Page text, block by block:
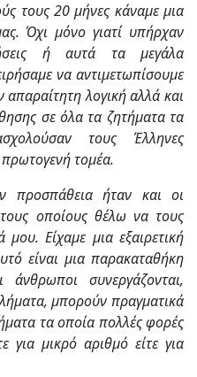
τους 20 μήνες κάναμε μια
Όχι μόνο γιατί υπήρχαν
ή αυτά τα μεγάλα
να αντιμετωπίσουμε
λογική αλλά και
σε όλα τα ζητήματα τα
τους Έλληνες
τομέα.
προσπάθεια ήταν και οι
οποίους θέλω να τους
Είχαμε μια εξαιρετική
είναι μια παρακαταθήκη
συνεργάζονται,
μπορούν πραγματικά
τα οποία πολλές φορές
για μικρό αριθμό είτε για